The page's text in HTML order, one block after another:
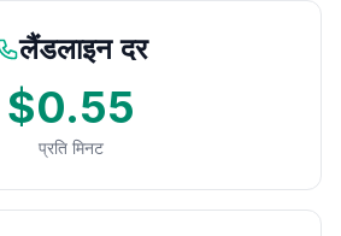
लैंडलाइन दर
$0.55
प्रति मिनट